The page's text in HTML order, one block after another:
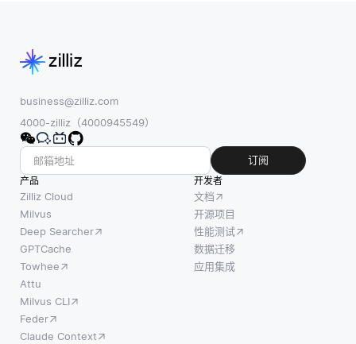
business@zilliz.com
4000-zilliz（4000945549）
订阅
产品
Zilliz Cloud
Milvus
Deep Searcher
GPTCache
Towhee
Attu
Milvus CLI
Feder
Claude Context
开发者
文档
开源项目
性能测试
数据迁移
应用集成